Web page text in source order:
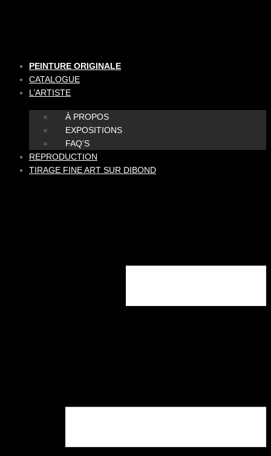
PEINTURE ORIGINALE
CATALOGUE
L’ARTISTE
À PROPOS
EXPOSITIONS
FAQ’S
REPRODUCTION
TIRAGE FINE ART SUR DIBOND